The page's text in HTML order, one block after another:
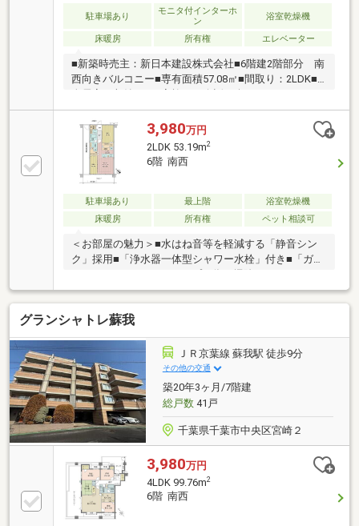
駐車場あり
モニタ付インターホ
ン
浴室乾燥機
床暖房 所有権 エレベーター
■新築時売主：新日本建設株式会社■6階建2階部分 南
西向きバルコニー■専有面積57.08㎡■間取り：2LDK■
ーキッチン■１４１８サイズのユニットバス■ペット飼
育可能（管理規約等による制限あり）■住友不動産ハ
ウジング株式会社にて無料でリフォームプランの作成
も承っております♪～充実した設備・仕様～◎LDに床
暖房 ◎食器洗浄乾燥機 ◎24時間換気システム◎浄
水器一体型水栓 ◎浴室暖房乾燥機 ◎オートバス
◎24時間セキュリティ ◎宅配ボックス ◎24時間ゴ
ミ出し可
3,980万円
2LDK 53.19m2
6階 南西
駐車場あり 最上階
浴室乾燥機
床暖房
所有権 ペット相談可
＜お部屋の魅力＞■水はね音等を軽減する「静音シン
ク」採用■「浄水器一体型シャワー水栓」付き■「ガス
す■日々の家事を軽減する「食器洗浄乾燥機」付き■リ
ビング・ダイニングには「床暖房」付き■雨の日でも
室内干しできるホスクリーン付き■ウォークインクロ
ーゼット、シューズインクローゼットなど収納豊富＜
マンションの魅力＞◇ご不在時に便利な「宅配ボック
ス」設置◇室内の全ての給水管より浄水されたお水が
でます◇24時間ゴミ捨て可能◇安全性の高い「モニタ
ー付オートロック」◇ペットの飼育可能(使用細則有)
グランシャトレ蘇我
ＪＲ京葉線 蘇我駅 徒歩9分
その他の交通
築20年3ヶ月/7階建
総戸数41戸
千葉県千葉市中央区宮崎２
3,980万円
4LDK 99.76m2
6階 南西